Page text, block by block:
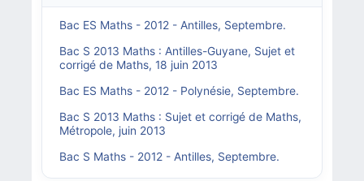
Bac ES Maths - 2012 - Antilles, Septembre.
Bac S 2013 Maths : Antilles-Guyane, Sujet et
corrigé de Maths, 18 juin 2013
Bac ES Maths - 2012 - Polynésie, Septembre.
Bac S 2013 Maths : Sujet et corrigé de Maths,
Métropole, juin 2013
Bac S Maths - 2012 - Antilles, Septembre.